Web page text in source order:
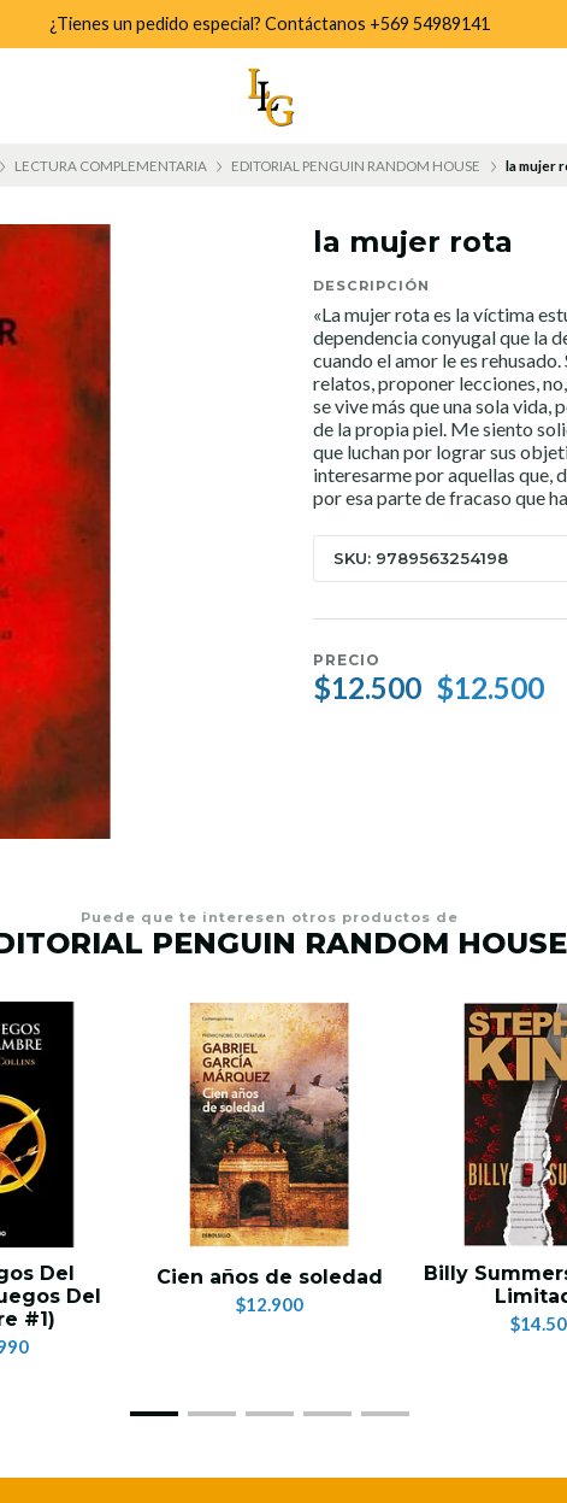
¿Tienes un pedido especial? Contáctanos +569 54989141
LECTURA COMPLEMENTARIA EDITORIAL PENGUIN RANDOM HOUSE la mujer
la mujer rota
DESCRIPCIÓN
«La mujer rota es la víctima
dependencia conyugal que la
cuando el amor le es
relatos, proponer lecciones,
se vive más que una sola vida,
de la propia piel. Me siento
que luchan por lograr sus
interesarme por aquellas que,
por esa parte de fracaso que
SKU: 9789563254198
PRECIO
$12.500 $12.500
Puede que te interesen otros productos de
PENGUIN RANDOM HOUSE
Del
Del
#1)
Cien años de soledad
$12.900
Billy